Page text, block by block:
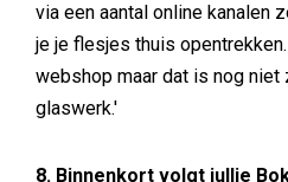
via een aantal online kanalen
je je flesjes thuis
webshop maar dat is nog niet
glaswerk.'
8. Binnenkort volgt jullie